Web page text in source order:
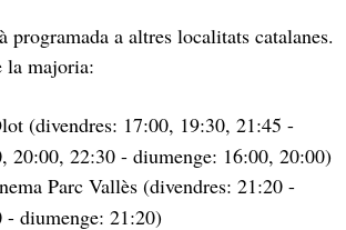
programada a altres localitats catalanes.
la majoria:
(divendres: 17:00, 19:30, 21:45 -
20:00, 22:30 - diumenge: 16:00, 20:00)
Parc Vallès (divendres: 21:20 -
- diumenge: 21:20)